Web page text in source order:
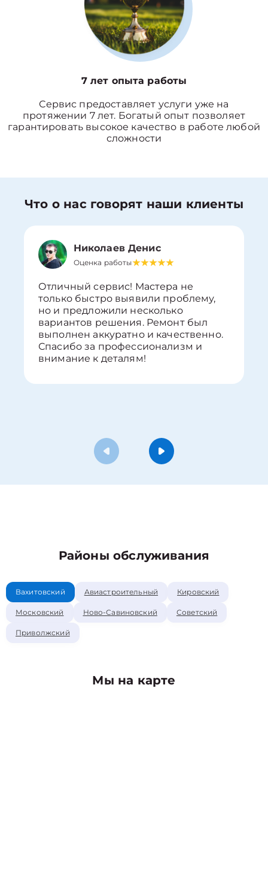
7 лет опыта работы
Сервис предоставляет услуги уже на
протяжении 7 лет. Богатый опыт позволяет
гарантировать высокое качество в работе любой
сложности
Что о нас говорят наши клиенты
Николаев Денис
Оценка работы
Отличный сервис! Мастера не
только быстро выявили проблему,
но и предложили несколько
вариантов решения. Ремонт был
выполнен аккуратно и качественно.
Спасибо за профессионализм и
внимание к деталям!
Районы обслуживания
Вахитовский Авиастроительный Кировский
Московский Ново-Савиновский Советский
Приволжский
Мы на карте